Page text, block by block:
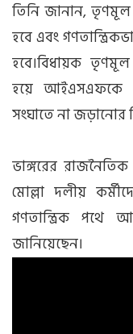
তিনি জানান, তৃণমূল
হবে এবং
হবে।বিধায়ক তৃণমূল
হয়ে আইএসএফকে
সংঘাতে না জড়ানোর
ভাঙ্গরের
মোল্লা দলীয়
গণতান্ত্রিক পথে
জানিয়েছেন।